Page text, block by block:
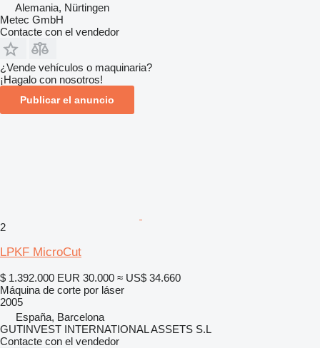
Alemania, Nürtingen
Metec GmbH
Contacte con el vendedor
¿Vende vehículos o maquinaria?
¡Hagalo con nosotros!
Publicar el anuncio
2
LPKF MicroCut
$ 1.392.000 EUR 30.000 ≈ US$ 34.660
Máquina de corte por láser
2005
España, Barcelona
GUTINVEST INTERNATIONAL ASSETS S.L
Contacte con el vendedor